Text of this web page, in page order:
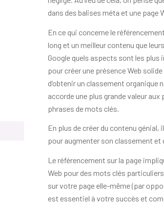
dans des balises méta et une page
En ce qui concerne le
long et un meilleur contenu que
Google quels aspects sont les
pour créer une présence Web
d’obtenir un classement organique
accorde une plus grande valeur
phrases de mots clés.
En plus de créer du contenu
pour augmenter son classement et
Le référencement sur la page
Web pour des mots clés
sur votre page elle-même (par
est essentiel à votre succès et